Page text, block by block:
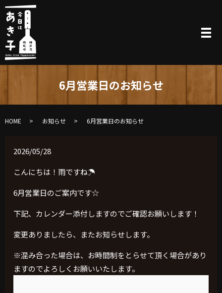
6月営業日のお知らせ
HOME お知らせ 6月営業日のお知らせ
2026/05/28
こんにちは！雨ですね☂️
6月営業日のご案内です☆
下記、カレンダー添付しますのでご確認お願いします！
変更ありましたら、またお知らせします。
※混み合った場合は、お時間制をとらせて頂く場合があり
ますのでよろしくお願いいたします。